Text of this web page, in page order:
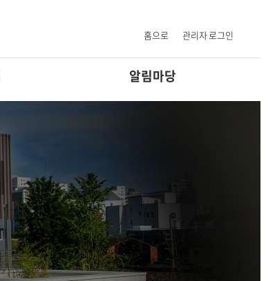
홈으로 관리자 로그인
알림마당